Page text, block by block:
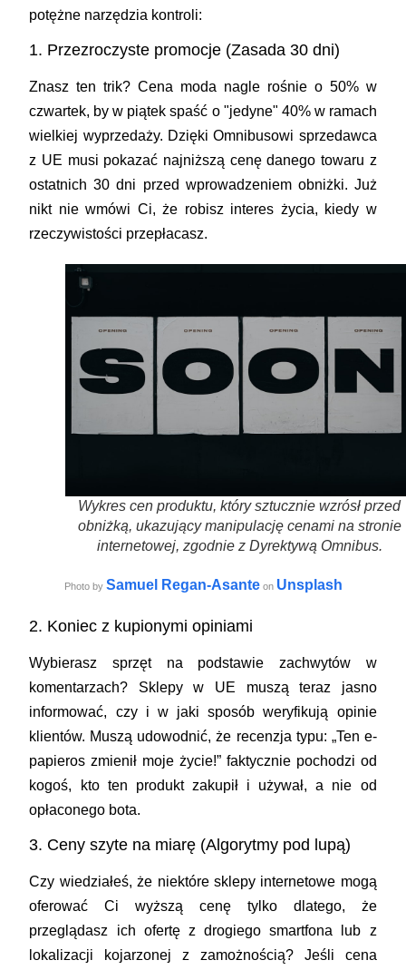
potężne narzędzia kontroli:
1. Przezroczyste promocje (Zasada 30 dni)
Znasz ten trik? Cena moda nagle rośnie o 50% w
czwartek, by w piątek spaść o "jedyne" 40% w ramach
wielkiej wyprzedaży. Dzięki Omnibusowi sprzedawca
z UE musi pokazać najniższą cenę danego towaru z
ostatnich 30 dni przed wprowadzeniem obniżki. Już
nikt nie wmówi Ci, że robisz interes życia, kiedy w
rzeczywistości przepłacasz.
Wykres cen produktu, który sztucznie wzrósł przed
obniżką, ukazujący manipulację cenami na stronie
internetowej, zgodnie z Dyrektywą Omnibus.
Photo by Samuel Regan-Asanteon Unsplash
2. Koniec z kupionymi opiniami
Wybierasz sprzęt na podstawie zachwytów w
komentarzach? Sklepy w UE muszą teraz jasno
informować, czy i w jaki sposób weryfikują opinie
klientów. Muszą udowodnić, że recenzja typu: „Ten e-
papieros zmienił moje życie!” faktycznie pochodzi od
kogoś, kto ten produkt zakupił i używał, a nie od
opłaconego bota.
3. Ceny szyte na miarę (Algorytmy pod lupą)
Czy wiedziałeś, że niektóre sklepy internetowe mogą
oferować Ci wyższą cenę tylko dlatego, że
przeglądasz ich ofertę z drogiego smartfona lub z
lokalizacji kojarzonej z zamożnością? Jeśli cena